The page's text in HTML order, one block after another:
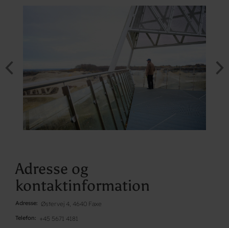
Adresse og
kontaktinformation
Adresse Østervej 4, 4640 Faxe
Telefon +45 5671 4181